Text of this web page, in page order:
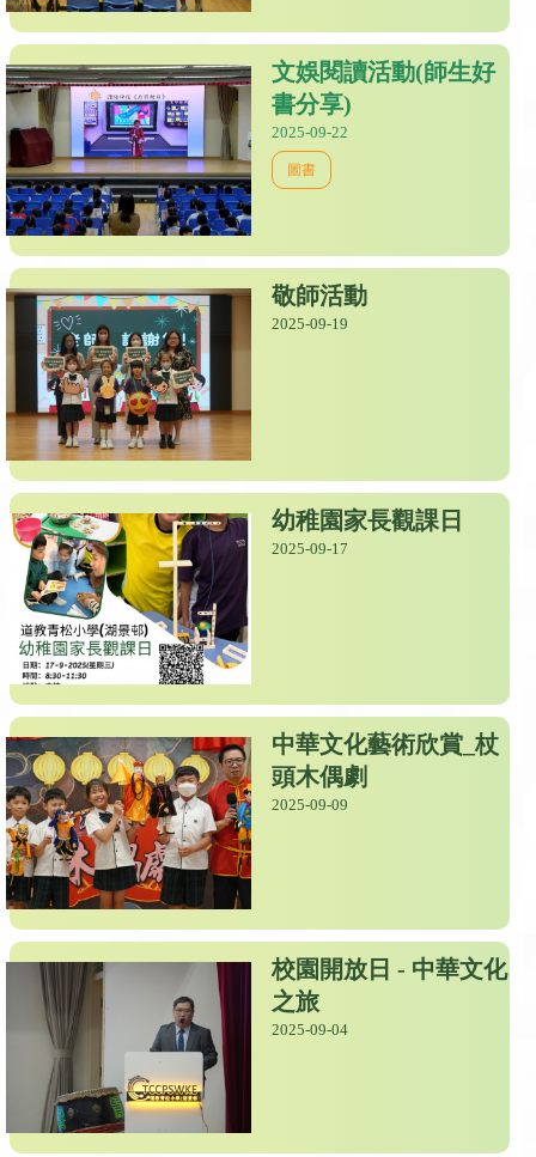
文娛閱讀活動(師生好
書分享)
2025-09-22
圖書
敬師活動
2025-09-19
幼稚園家長觀課日
2025-09-17
中華文化藝術欣賞_杖
頭木偶劇
2025-09-09
校園開放日 - 中華文化
之旅
2025-09-04